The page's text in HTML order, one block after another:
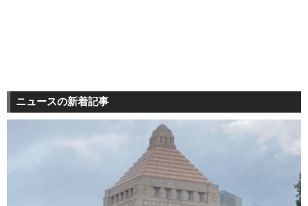
ニュースの新着記事